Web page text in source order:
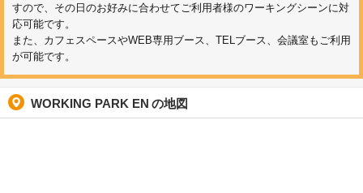
すので、その日のお好みに合わせてご利用者様のワーキングシーンに対
応可能です。
また、カフェスペースやWEB専用ブース、TELブース、会議室もご利用
が可能です。
WORKING PARK EN の地図